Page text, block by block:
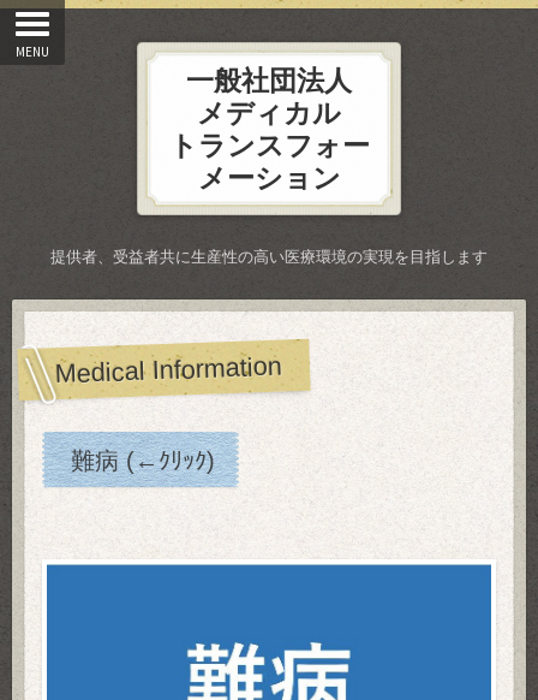
一般社団法人
メディカル
トランスフォー
メーション
提供者、受益者共に生産性の高い医療環境の実現を目指します
Medical Information
難病 (←ｸﾘｯｸ)